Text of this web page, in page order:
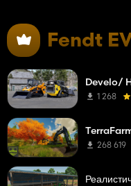
Fendt
Develo/
1 268
268 619